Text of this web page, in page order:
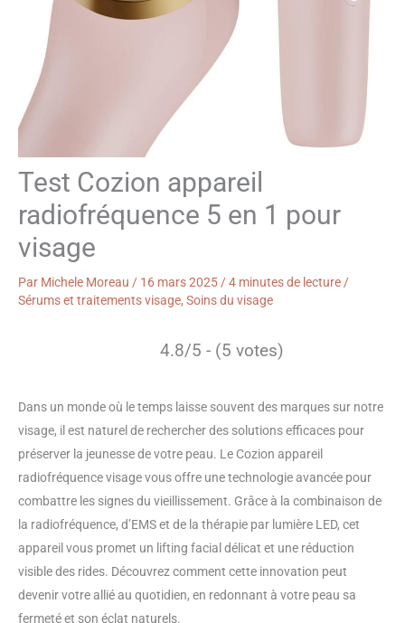
Test Cozion appareil
radiofréquence 5 en 1 pour
visage
Par Michele Moreau / 16 mars 2025 /4 minutes de lecture /
Sérums et traitements visage, Soins du visage
4.8/5 - (5 votes)
Dans un monde où le temps laisse souvent des marques sur notre
visage, il est naturel de rechercher des solutions efficaces pour
préserver la jeunesse de votre peau. Le Cozion appareil
radiofréquence visage vous offre une technologie avancée pour
combattre les signes du vieillissement. Grâce à la combinaison de
la radiofréquence, d’EMS et de la thérapie par lumière LED, cet
appareil vous promet un lifting facial délicat et une réduction
visible des rides. Découvrez comment cette innovation peut
devenir votre allié au quotidien, en redonnant à votre peau sa
fermeté et son éclat naturels.